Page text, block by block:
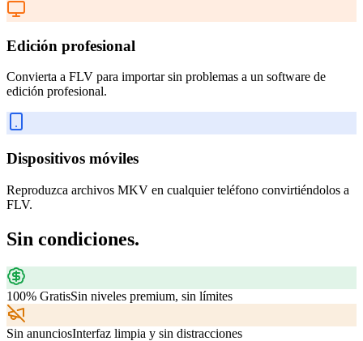
Edición profesional
Convierta a FLV para importar sin problemas a un software de
edición profesional.
Dispositivos móviles
Reproduzca archivos MKV en cualquier teléfono convirtiéndolos a
FLV.
Sin condiciones.
100% GratisSin niveles premium, sin límites
Sin anunciosInterfaz limpia y sin distracciones